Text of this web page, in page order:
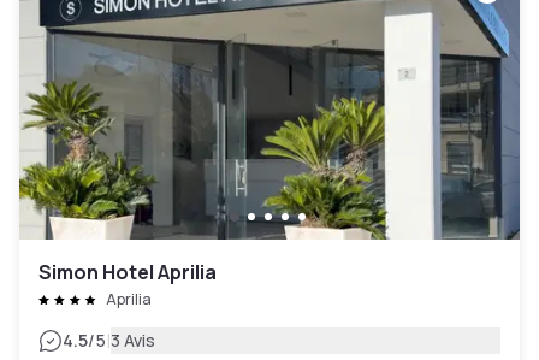
Simon Hotel Aprilia
Aprilia
4.5/5|3 Avis